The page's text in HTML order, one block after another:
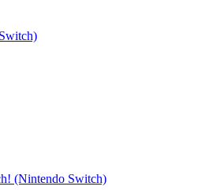
(Nintendo Switch)